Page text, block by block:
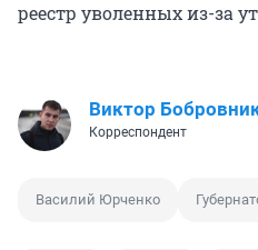
реестр уволенных из-за
Виктор
Корреспондент
Василий Юрченко